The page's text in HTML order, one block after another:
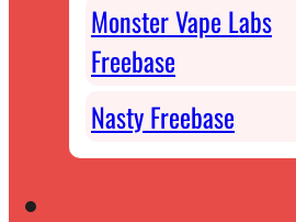
Monster Vape Labs
Freebase
Nasty Freebase